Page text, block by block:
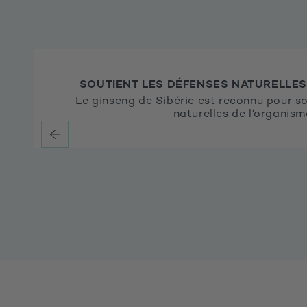
SOUTIENT LES DÉFENSES
Le ginseng de Sibérie est reconnu pour
naturelles de